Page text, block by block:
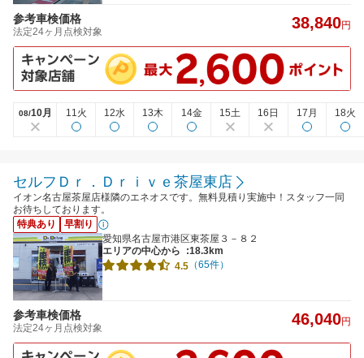
参考車検価格
法定24ヶ月点検対象 38,840円
08/10月 11火 12水 13木 14金 15土 16日 17月 18火
セルフＤｒ．Ｄｒｉｖｅ茶屋東店
イオン名古屋茶屋店様隣のエネオスです。無料見積り実施中！スタッフ一同
お待ちしております。
特典あり
早割り
愛知県名古屋市港区東茶屋３－８２
エリアの中心から
:18.3km
4.5 （65件）
参考車検価格
法定24ヶ月点検対象 46,040円